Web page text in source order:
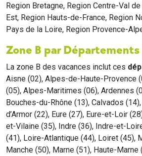
Region Bretagne, Region Centre-Val
Est, Region Hauts-de-France, Region
Pays de la Loire, Region Provence-
Zone B par Départements
La zone B des vacances inclut ces
Aisne (02), Alpes-de-Haute-Provence
(05), Alpes-Maritimes (06), Ardennes
Bouches-du-Rhône (13), Calvados
d’Armor (22), Eure (27), Eure-et-Loir
et-Vilaine (35), Indre (36), Indre-et-
(41), Loire-Atlantique (44), Loiret (45),
Manche (50), Marne (51), Haute-Marne